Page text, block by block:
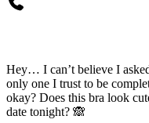
Hey… I can’t believe I
only one I trust to be
okay? Does this bra look
date tonight? 🙈